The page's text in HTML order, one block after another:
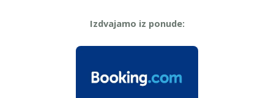
Izdvajamo iz ponude: